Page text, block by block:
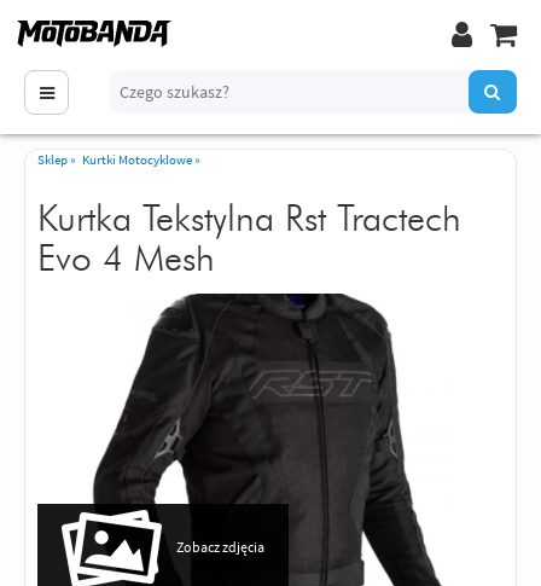
Sklep» Kurtki Motocyklowe»
Kurtka Tekstylna Rst Tractech
Evo 4 Mesh
Zobacz zdjęcia